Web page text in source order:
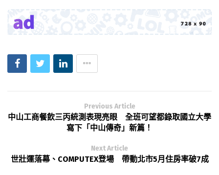
Previous Article
中山工商餐飲三丙統測表現亮眼 全班可望都錄取國立大學
寫下「中山傳奇」新篇！
Next Article
世壯運落幕、COMPUTEX登場 帶動北市5月住房率破7成